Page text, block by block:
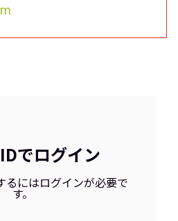
でログイン
るにはログインが必要で
す。